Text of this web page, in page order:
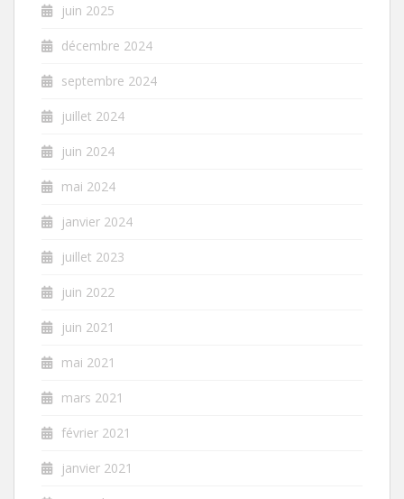
juin 2025
décembre 2024
septembre 2024
juillet 2024
juin 2024
mai 2024
janvier 2024
juillet 2023
juin 2022
juin 2021
mai 2021
mars 2021
février 2021
janvier 2021